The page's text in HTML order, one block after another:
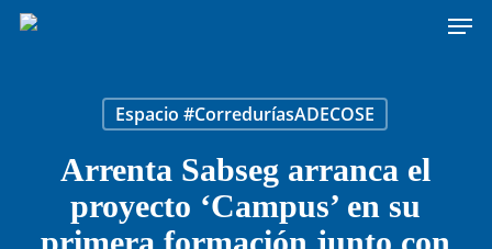
Skip
Espacio #CorreduríasADECOSE
Arrenta Sabseg arranca el
proyecto ‘Campus’ en su